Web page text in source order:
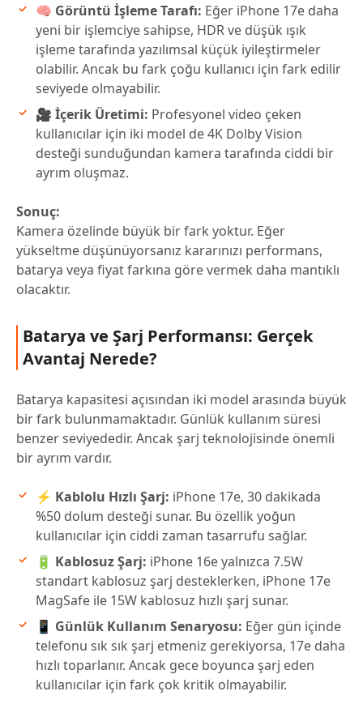
🧠 Görüntü İşleme Tarafı: Eğer iPhone 17e daha
yeni bir işlemciye sahipse, HDR ve düşük ışık
işleme tarafında yazılımsal küçük iyileştirmeler
olabilir. Ancak bu fark çoğu kullanıcı için fark edilir
seviyede olmayabilir.
🎥 İçerik Üretimi: Profesyonel video çeken
kullanıcılar için iki model de 4K Dolby Vision
desteği sunduğundan kamera tarafında ciddi bir
ayrım oluşmaz.
Sonuç:
Kamera özelinde büyük bir fark yoktur. Eğer
yükseltme düşünüyorsanız kararınızı performans,
batarya veya fiyat farkına göre vermek daha mantıklı
olacaktır.
Batarya ve Şarj Performansı: Gerçek
Avantaj Nerede?
Batarya kapasitesi açısından iki model arasında büyük
bir fark bulunmamaktadır. Günlük kullanım süresi
benzer seviyededir. Ancak şarj teknolojisinde önemli
bir ayrım vardır.
⚡ Kablolu Hızlı Şarj: iPhone 17e, 30 dakikada
%50 dolum desteği sunar. Bu özellik yoğun
kullanıcılar için ciddi zaman tasarrufu sağlar.
🔋 Kablosuz Şarj: iPhone 16e yalnızca 7.5W
standart kablosuz şarj desteklerken, iPhone 17e
MagSafe ile 15W kablosuz hızlı şarj sunar.
📱 Günlük Kullanım Senaryosu: Eğer gün içinde
telefonu sık sık şarj etmeniz gerekiyorsa, 17e daha
hızlı toparlanır. Ancak gece boyunca şarj eden
kullanıcılar için fark çok kritik olmayabilir.